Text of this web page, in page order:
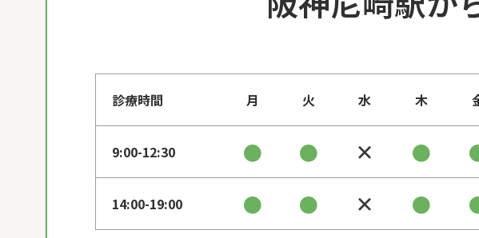
診療時間 月 火 水 木
9:00-12:30 ● ● × ●
14:00-19:00 ● ● × ●